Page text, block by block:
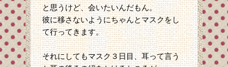
と思うけど、会いたいんだもん。
彼に移さないようにちゃんとマスクをし
て行ってきます。
それにしてもマスク３日目、耳って言う